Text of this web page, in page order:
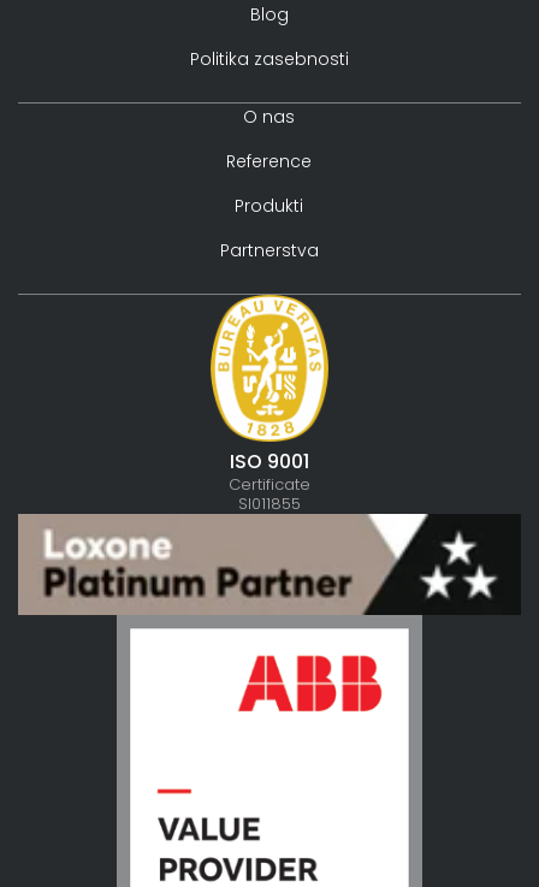
Blog
Politika zasebnosti
O nas
Reference
Produkti
Partnerstva
ISO 9001
Certificate
SI011855